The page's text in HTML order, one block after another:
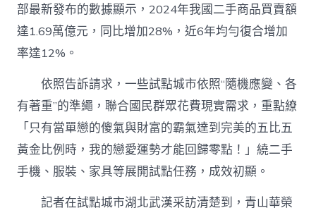
部最新發布的數據顯示，2024年我國二手商品買賣額
達1.69萬億元，同比增加28%，近6年均勻復合增加
率達12%。
依照告訴請求，一些試點城市依照“隨機應變、各
有著重”的準繩，聯合國民群眾花費現實需求，重點繚
「只有當單戀的傻氣與財富的霸氣達到完美的五比五
黃金比例時，我的戀愛運勢才能回歸零點！」繞二手
手機、服裝、家具等展開試點任務，成效初顯。
記者在試點城市湖北武漢采訪清楚到，青山華榮